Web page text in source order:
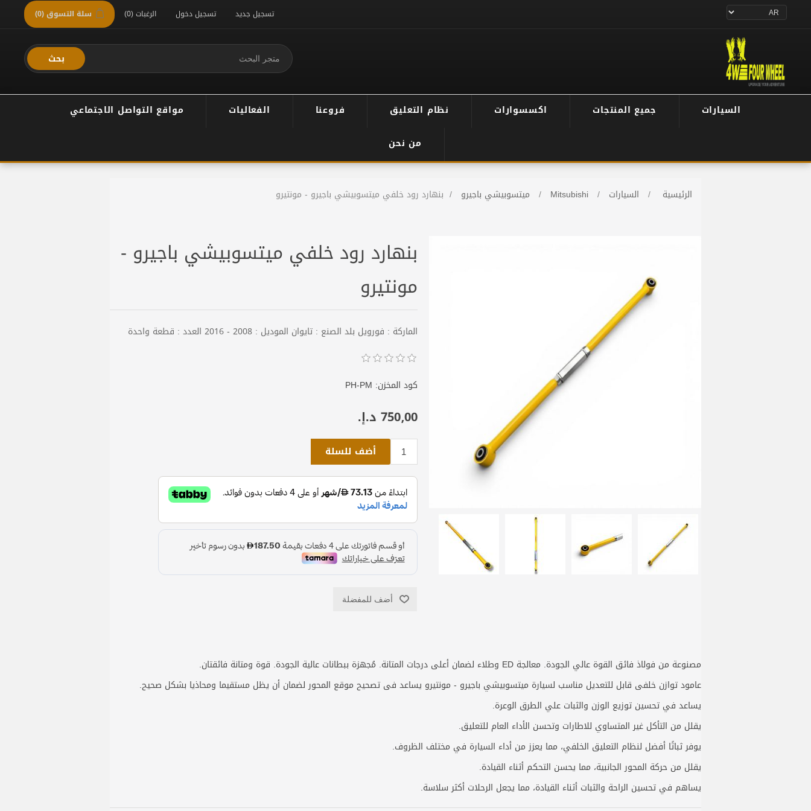
تسجيل جديد تسجيل دخول الرغبات(0) سلة التسوق(0)
بحث
السيارات جميع المنتجات اكسسوارات نظام التعليق فروعنا الفعاليات مواقع التواصل الاجتماعي
من نحن
الرئيسية / السيارات /
Mitsubishi
/ ميتسوبيشي باجيرو / بنهارد رود خلفي ميتسوبيشي باجيرو - مونتيرو
بنهارد رود خلفي ميتسوبيشي باجيرو -
مونتيرو
الماركة : فورويل بلد الصنع : تايوان الموديل : 2008 - 2016 العدد : قطعة واحدة
كود المخزن: PH-PM
750٫00 د.إ.‏
أضف للسلة
أضف للمفضلة
مصنوعة من فولاذ فائق القوة عالي الجودة. معالجة ED وطلاء لضمان أعلى درجات المتانة. مُجهزة ببطانات عالية الجودة. قوة ومتانة فائقتان.
عامود توازن خلفى قابل للتعديل مناسب لسيارة ميتسوبيشي باجيرو - مونتيرو يساعد فى تصحيح موقع المحور لضمان أن يظل مستقيما ومحاذيا بشكل صحيح.
يساعد في تحسين توزيع الوزن والثبات علي الطرق الوعرة.
يقلل من التأكل غير المتساوي للاطارات وتحسن الأداء العام للتعليق.
يوفر ثباتًا أفضل لنظام التعليق الخلفي، مما يعزز من أداء السيارة في مختلف الظروف.
يقلل من حركة المحور الجانبية، مما يحسن التحكم أثناء القيادة.
يساهم في تحسين الراحة والثبات أثناء القيادة، مما يجعل الرحلات أكثر سلاسة.